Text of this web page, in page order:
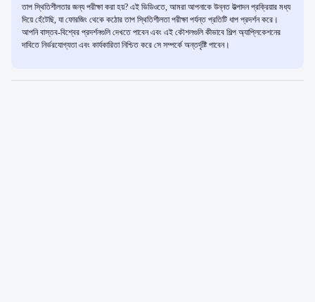
তাপ স্থিতিশীলতার জন্য পরীক্ষা করা হয়? এই ভিডিওতে, আমরা আপনাকে উন্নত উত্পাদন প্রক্রিয়ার মধ্য
দিয়ে হেঁটেছি, যা ফোরজিং থেকে কঠোর তাপ স্থিতিশীলতা পরীক্ষা পর্যন্ত প্রতিটি ধাপ প্রদর্শন করে।
আপনি বাস্তব-বিশ্বের প্রদর্শনগুলি দেখতে পাবেন এবং এই কৌশলগুলি কীভাবে শিল্প অ্যাপ্লিকেশনের
দাবিতে নির্ভরযোগ্যতা এবং কার্যকারিতা নিশ্চিত করে সে সম্পর্কে অন্তর্দৃষ্টি পাবেন।